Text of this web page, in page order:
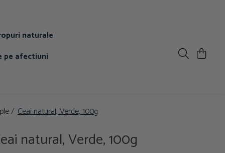
naturale
pe afectiuni
/ Ceai natural, Verde, 100g
natural, Verde, 100g